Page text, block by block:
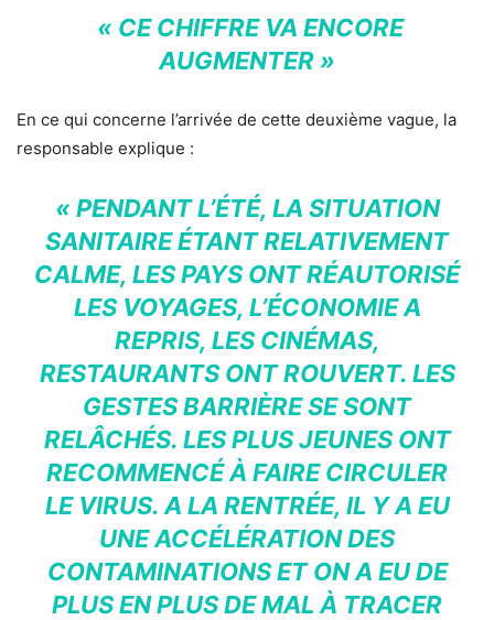
« CE CHIFFRE VA ENCORE
AUGMENTER »
En ce qui concerne l’arrivée de cette deuxième vague, la
responsable explique :
« PENDANT L’ÉTÉ, LA SITUATION
SANITAIRE ÉTANT RELATIVEMENT
CALME, LES PAYS ONT RÉAUTORISÉ
LES VOYAGES, L’ÉCONOMIE A
REPRIS, LES CINÉMAS,
RESTAURANTS ONT ROUVERT. LES
GESTES BARRIÈRE SE SONT
RELÂCHÉS. LES PLUS JEUNES ONT
RECOMMENCÉ À FAIRE CIRCULER
LE VIRUS. A LA RENTRÉE, IL Y A EU
UNE ACCÉLÉRATION DES
CONTAMINATIONS ET ON A EU DE
PLUS EN PLUS DE MAL À TRACER